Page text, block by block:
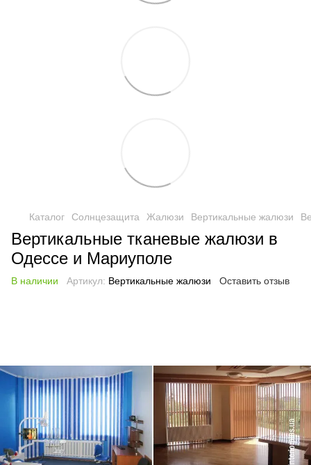
Каталог Солнцезащита Жалюзи Вертикальные жалюзи
Вертикальные тканевые жалюзи в
Одессе и Мариуполе
В наличии Артикул: Вертикальные жалюзи Оставить отзыв